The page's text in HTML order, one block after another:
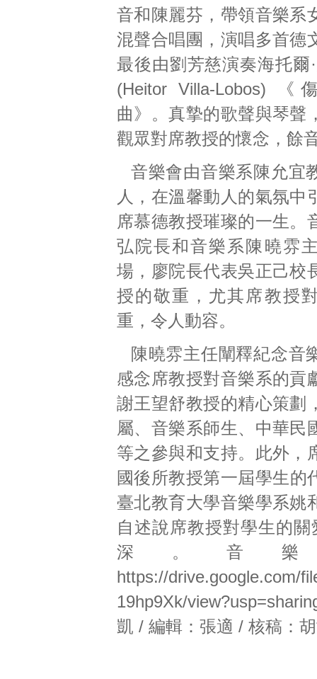
音和陳麗芬，帶領音樂系
混聲合唱團，演唱多首德
最後由劉芳慈演奏海托爾
(Heitor Villa-Lobos)
曲》。真摯的歌聲與琴聲
觀眾對席教授的懷念，餘
音樂會由音樂系陳允宜
人，在溫馨動人的氣氛中
席慕德教授璀璨的一生。
弘院長和音樂系陳曉雰
場，廖院長代表吳正己校
授的敬重，尤其席教授
重，令人動容。
陳曉雰主任闡釋紀念音
感念席教授對音樂系的貢
謝王望舒教授的精心策劃
屬、音樂系師生、中華民
等之參與和支持。此外，
國後所教授第一屆學生
臺北教育大學音樂學系姚
自述說席教授對學生的
深。音
https://drive.google.com/
19hp9Xk/
凱 / 編輯：張適 / 核稿：